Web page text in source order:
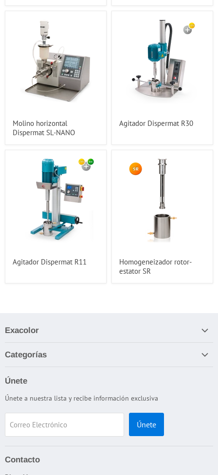
Molino horizontal
Dispermat SL-NANO
Agitador Dispermat R30
Agitador Dispermat R11
Homogeneizador rotor-
estator SR
Exacolor
Términos y Condiciones
Política de devolución / reembolso
Categorías
Cabinas de Iluminación
Color
Dispersión
DJH
Flamabilidad
Únete
Únete a nuestra lista y recibe información exclusiva
Correo Electrónico Únete
Contacto